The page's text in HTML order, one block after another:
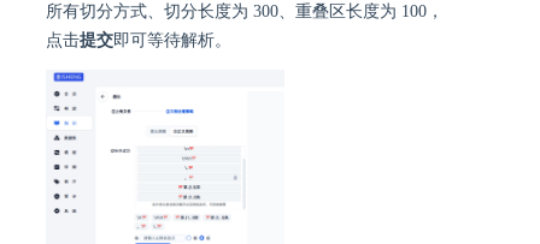
所有切分方式、切分长度为 300、重叠区长度为 100，
点击提交即可等待解析。